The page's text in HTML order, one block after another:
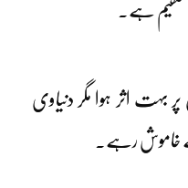
ہے۔
بہت اثر ہوا مگر دنیاوی
خاموش رہے۔